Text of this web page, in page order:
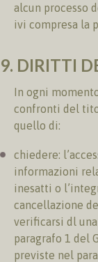
alcun processo
ivi compresa la
9. DIRITTI
In ogni
confronti del
quello di:
chiedere:
informazioni
inesatti o
cancellazione
verificarsi dl
paragrafo 1 del
previste nel